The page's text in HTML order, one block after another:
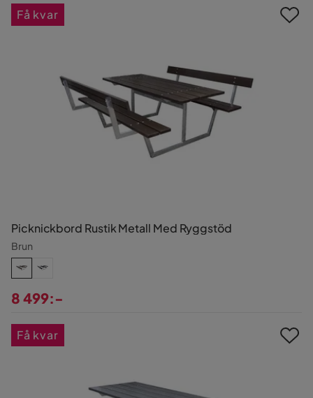
Picknickbord Rustik Metall Med Ryggstöd
Brun
8 499:-
Få kvar
Få kvar